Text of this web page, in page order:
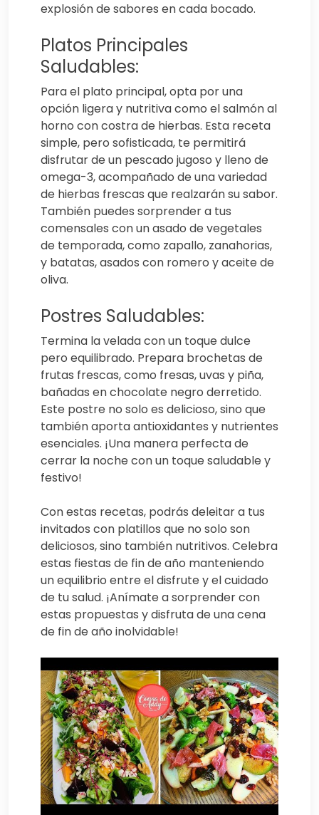
explosión de sabores en cada bocado.
Platos Principales
Saludables:
Para el plato principal, opta por una
opción ligera y nutritiva como el salmón al
horno con costra de hierbas. Esta receta
simple, pero sofisticada, te permitirá
disfrutar de un pescado jugoso y lleno de
omega-3, acompañado de una variedad
de hierbas frescas que realzarán su sabor.
También puedes sorprender a tus
comensales con un asado de vegetales
de temporada, como zapallo, zanahorias,
y batatas, asados con romero y aceite de
oliva.
Postres Saludables:
Termina la velada con un toque dulce
pero equilibrado. Prepara brochetas de
frutas frescas, como fresas, uvas y piña,
bañadas en chocolate negro derretido.
Este postre no solo es delicioso, sino que
también aporta antioxidantes y nutrientes
esenciales. ¡Una manera perfecta de
cerrar la noche con un toque saludable y
festivo!
Con estas recetas, podrás deleitar a tus
invitados con platillos que no solo son
deliciosos, sino también nutritivos. Celebra
estas fiestas de fin de año manteniendo
un equilibrio entre el disfrute y el cuidado
de tu salud. ¡Anímate a sorprender con
estas propuestas y disfruta de una cena
de fin de año inolvidable!